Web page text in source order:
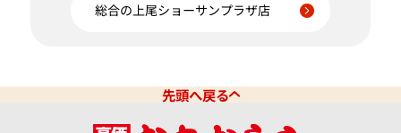
総合の上尾ショーサンプラザ店
先頭へ戻る